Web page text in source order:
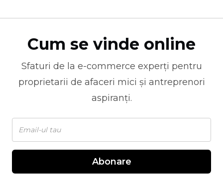
Cum se vinde online
Sfaturi de la e-commerce experți pentru
proprietarii de afaceri mici și antreprenori
aspiranți.
Abonare